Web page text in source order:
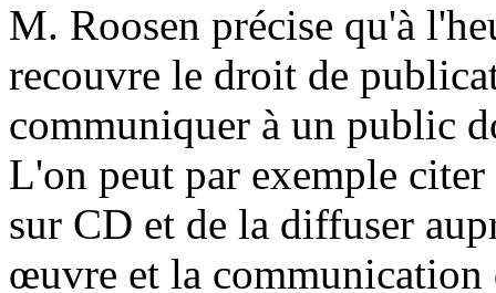
M. Roosen précise qu'à
recouvre le droit de
communiquer à un public
L'on peut par exemple
sur CD et de la diffuser
œuvre et la